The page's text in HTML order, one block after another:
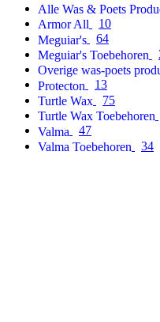
Alle Was & Poets
Armor All
10
Meguiar's
64
Meguiar's Toebehoren
Overige was-poets
Protecton
13
Turtle Wax
75
Turtle Wax Toebehoren
Valma
47
Valma Toebehoren
34